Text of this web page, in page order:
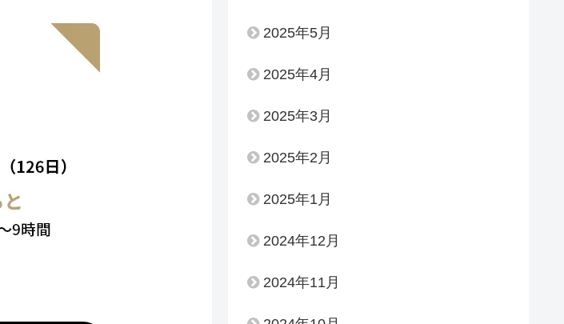
2025年5月
2025年4月
2025年3月
2025年2月
2025年1月
2024年12月
2024年11月